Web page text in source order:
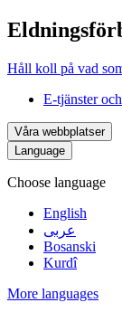
Håll koll på vad
E-tjänster
Våra webbplatser
Language
Choose language
English
عربى
Bosanski
Kurdî
More languages